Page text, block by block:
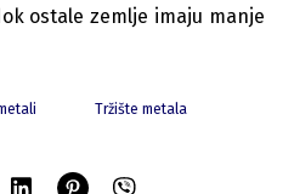
ostale zemlje imaju manje
Tržište metala